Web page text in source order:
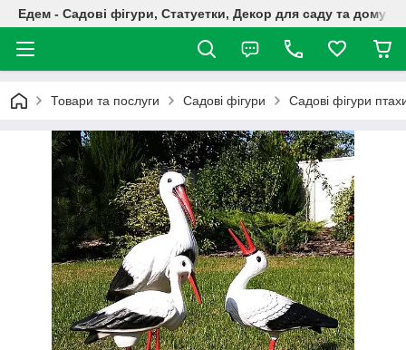
Едем - Садові фігури, Статуетки, Декор для саду та дому
Товари та послуги Садові фігури Садові фігури